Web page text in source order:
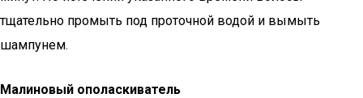
тщательно промыть под проточной водой и вымыть
шампунем.
Малиновый ополаскиватель